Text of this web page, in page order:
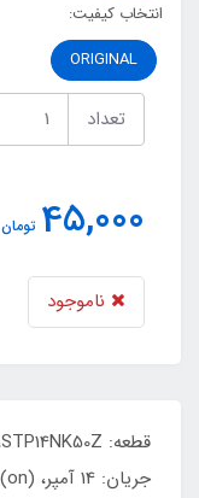
انتخاب کیفیت:
ORIGINAL
تعداد
45,000 تومان
ناموجود